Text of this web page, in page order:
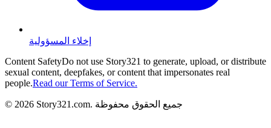
إخلاء المسؤولية
Content SafetyDo not use Story321 to generate, upload, or distribute
sexual content, deepfakes, or content that impersonates real
people.Read our Terms of Service.
© 2026 Story321.com. جميع الحقوق محفوظة